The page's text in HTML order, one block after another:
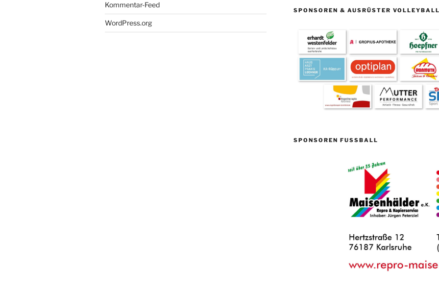
Kommentar-Feed
WordPress.org
SPONSOREN & AUSRÜSTER
SPONSOREN FUSSBALL